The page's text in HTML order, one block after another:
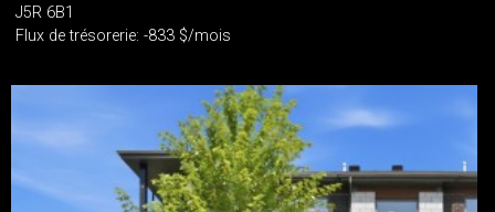
J5R 6B1
Flux de trésorerie: -833 $/mois